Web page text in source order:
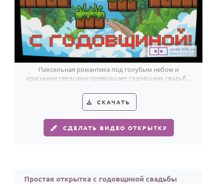
Пиксельная романтика под голубым небом и
красными сердцами превращает годовщину свадьбы
СКАЧАТЬ
СДЕЛАТЬ ВИДЕО ОТКРЫТКУ
Простая открытка с годовщиной свадьбы